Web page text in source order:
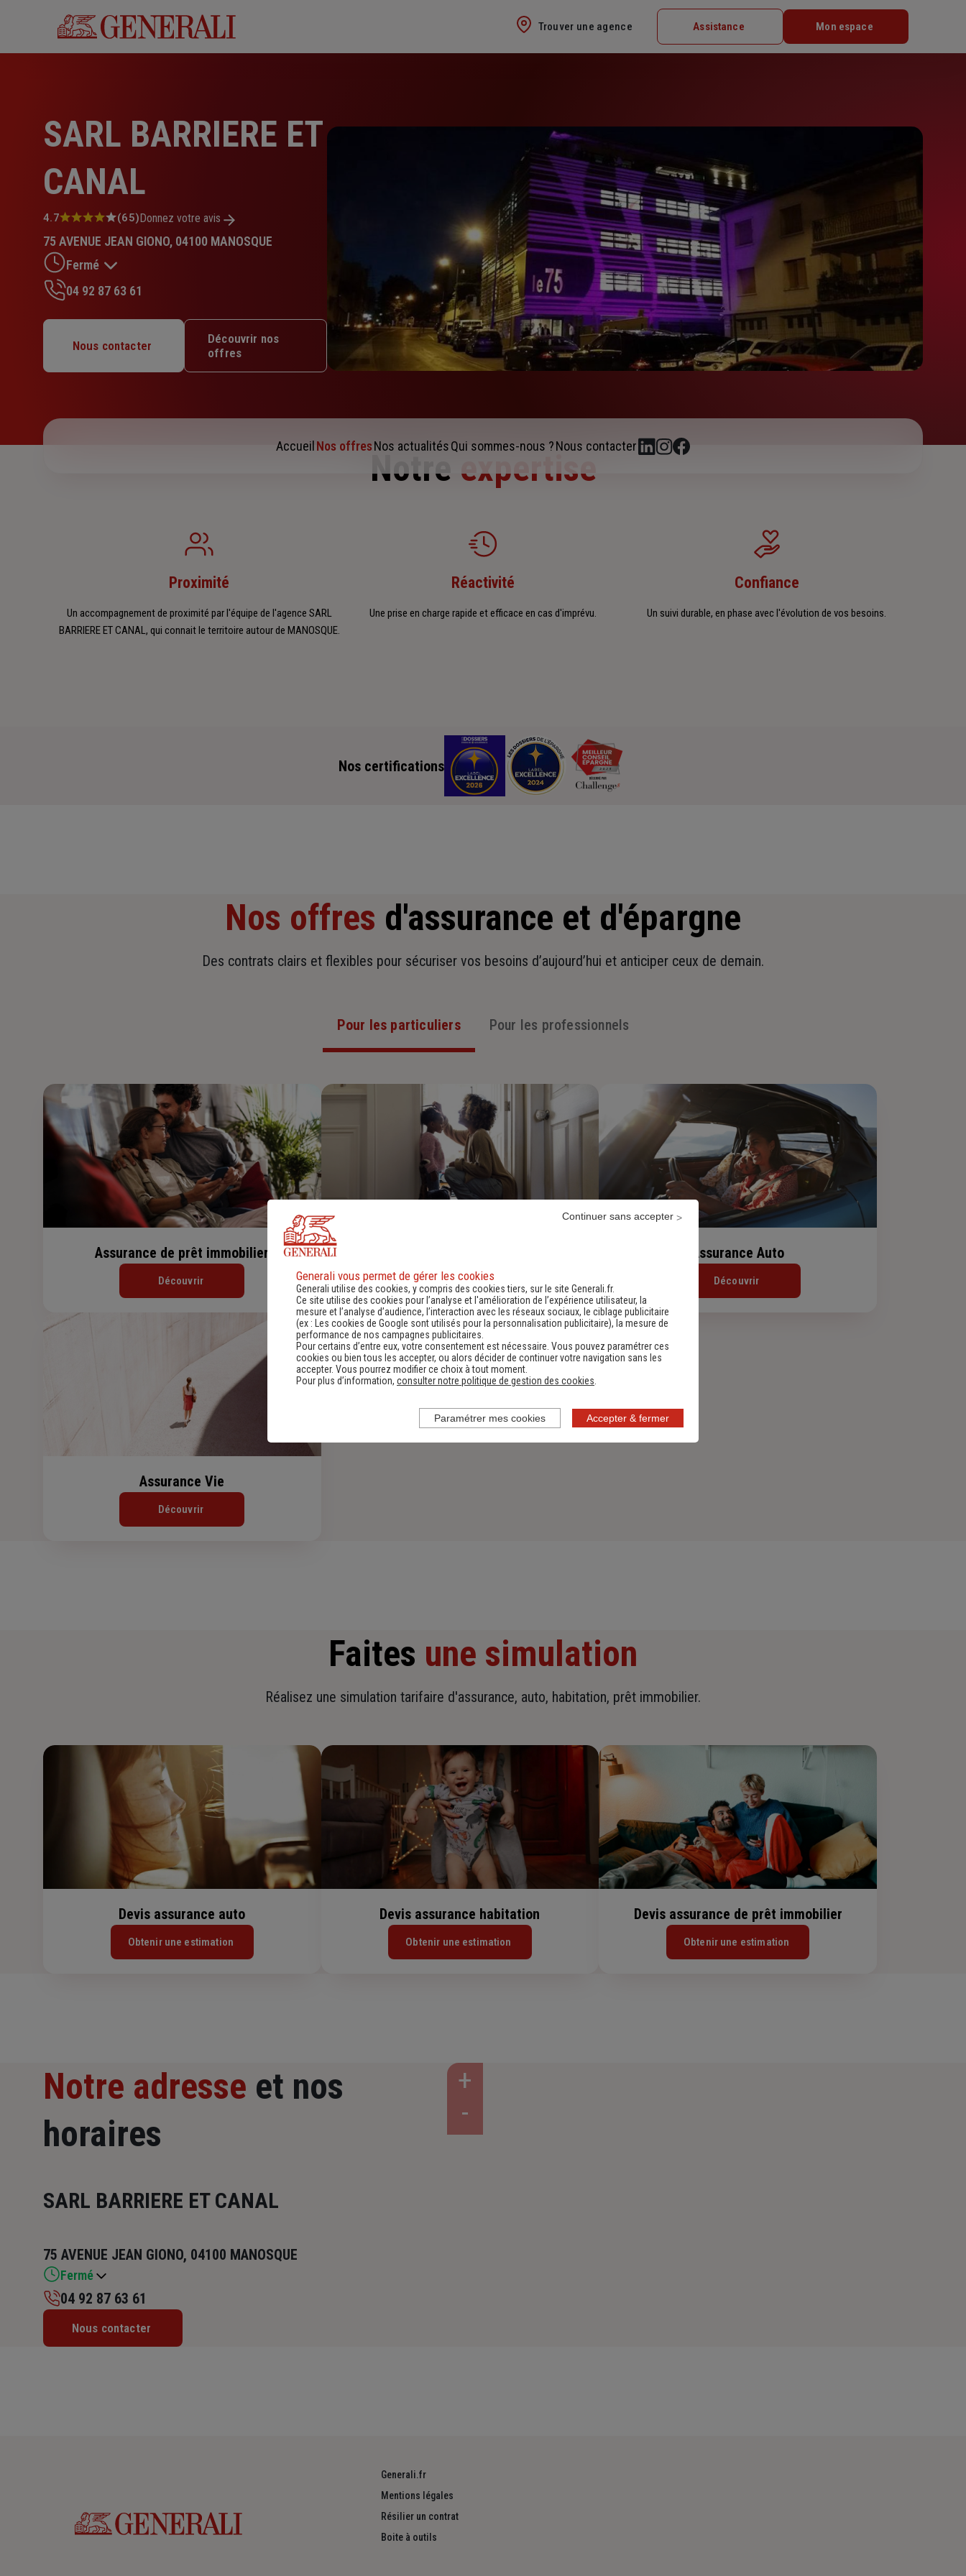
Trouver une agence Assistance Mon espace
SARL BARRIERE ET
CANAL
Note
4.7
sur
5
étoiles
4.7 (65)Donnez votre avis
75 AVENUE JEAN GIONO, 04100 MANOSQUE
Fermé
Mardi : 09h – 12h / 14h – 17h30
Mercredi : 09h – 12h / 14h – 17h30
Jeudi : 09h – 12h / 14h – 17h30
04 92 87 63 61
Nous contacter
Découvrir nos
offres
Accueil Nos offresNos actualitésQui sommes-nous ?Nous contacter
Notre expertise
Proximité
Un accompagnement de proximité par l'équipe de l'agence SARL
BARRIERE ET CANAL, qui connait le territoire autour de MANOSQUE.
Réactivité
Une prise en charge rapide et efficace en cas d'imprévu.
Confiance
Un suivi durable, en phase avec l'évolution de vos besoins.
Nos certifications
Nos offres d'assurance et d'épargne
Des contrats clairs et flexibles pour sécuriser vos besoins d’aujourd’hui et anticiper ceux de demain.
Pour les particuliers Pour les professionnels
Assurance de prêt immobilier
Découvrir Découvrir
Assurance Auto
Découvrir
Assurance Vie
Découvrir
Faites une simulation
Réalisez une simulation tarifaire d'assurance, auto, habitation, prêt immobilier.
Devis assurance auto
Obtenir une estimation
Devis assurance habitation
Obtenir une estimation
Devis assurance de prêt immobilier
Obtenir une estimation
Notre adresse et nos
horaires
SARL BARRIERE ET CANAL
75 AVENUE JEAN GIONO, 04100 MANOSQUE
Fermé
Mardi : 09h – 12h / 14h – 17h30
04 92 87 63 61
Nous contacter
Generali.fr
Mentions légales
Résilier un contrat
Boite à outils
Generali vous permet de gérer les cookies
Generali utilise des cookies, y compris des cookies tiers, sur le site Generali.fr.
Ce site utilise des cookies pour l’analyse et l'amélioration de l’expérience utilisateur, la
mesure et l’analyse d’audience, l’interaction avec les réseaux sociaux, le ciblage publicitaire
(ex :
Les cookies de Google sont utilisés pour la personnalisation publicitaire), la mesure de
performance de nos campagnes publicitaires.
Pour certains d’entre eux, votre consentement est nécessaire. Vous pouvez paramétrer ces
cookies ou bien tous les accepter, ou alors décider de continuer votre navigation sans les
accepter. Vous pourrez modifier ce choix à tout moment.
Pour plus d’information, consulter notre politique de gestion des cookies
Accepter & fermer
Continuer sans accepter
Paramétrer mes cookies